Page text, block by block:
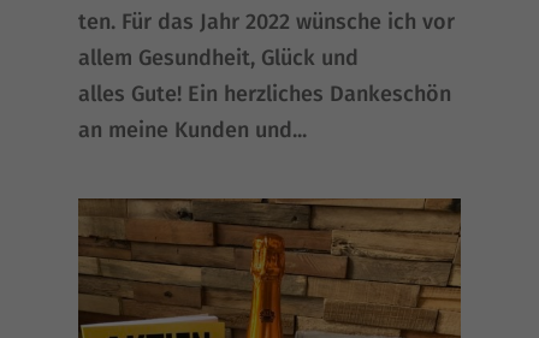
ten. Für das Jahr 2022 wün­sche ich vor
allem Gesund­heit, Glück und
alles Gute! Ein herz­li­ches Dan­ke­schön
an mei­ne Kun­den und...